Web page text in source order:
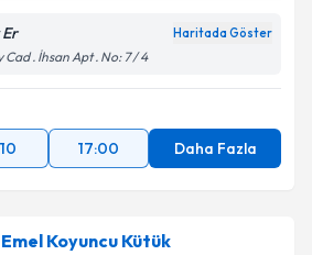
Haritada Göster
Cad . İhsan Apt . No: 7 / 4
17:00 Daha Fazla
Koyuncu Kütük